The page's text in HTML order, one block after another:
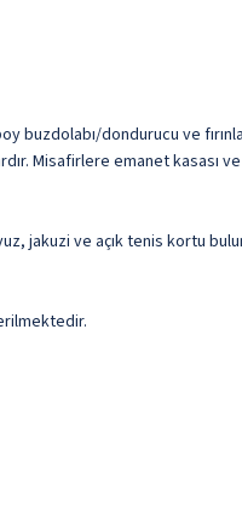
buzdolabı/dondurucu ve
Misafirlere emanet kasası
jakuzi ve açık tenis kortu